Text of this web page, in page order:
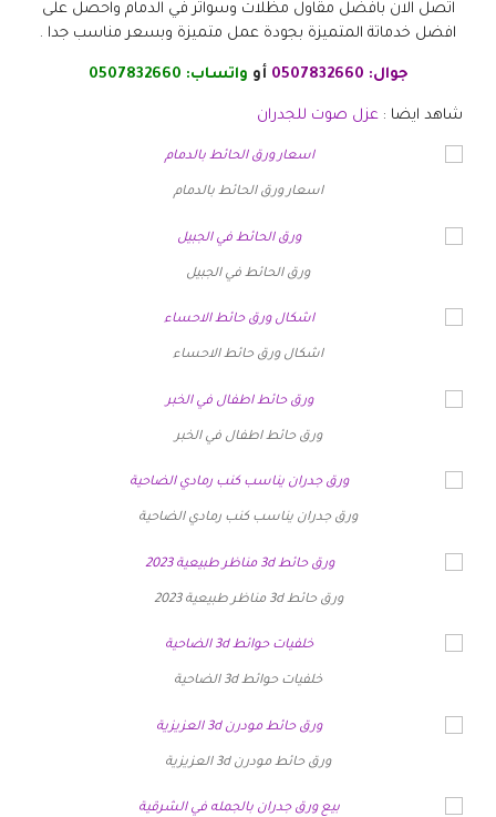
اتصل الان بافضل مقاول مظلات وسواتر في الدمام واحصل على
افضل خدماتة المتميزة بجودة عمل متميزة وبسعر مناسب جدا .
جوال: 0507832660 أو واتساب: 0507832660
شاهد ايضا : عزل صوت للجدران
اسعار ورق الحائط بالدمام
ورق الحائط في الجبيل
اشكال ورق حائط الاحساء
ورق حائط اطفال في الخبر
ورق جدران يناسب كنب رمادي الضاحية
ورق حائط 3d مناظر طبيعية 2023
خلفيات حوائط 3d الضاحية
ورق حائط مودرن 3d العزيزية